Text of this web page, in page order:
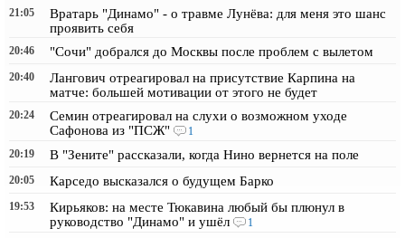
21:05
Вратарь "Динамо" - о травме Лунёва: для меня это шанс
проявить себя
20:46 "Сочи" добрался до Москвы после проблем с вылетом
20:40
Лангович отреагировал на присутствие Карпина на
матче: большей мотивации от этого не будет
20:24
Семин отреагировал на слухи о возможном уходе
Сафонова из "ПСЖ"
1
20:19
В "Зените" рассказали, когда Нино вернется на поле
20:05 Карседо высказался о будущем Барко
19:53
Кирьяков: на месте Тюкавина любый бы плюнул в
руководство "Динамо" и ушёл
1